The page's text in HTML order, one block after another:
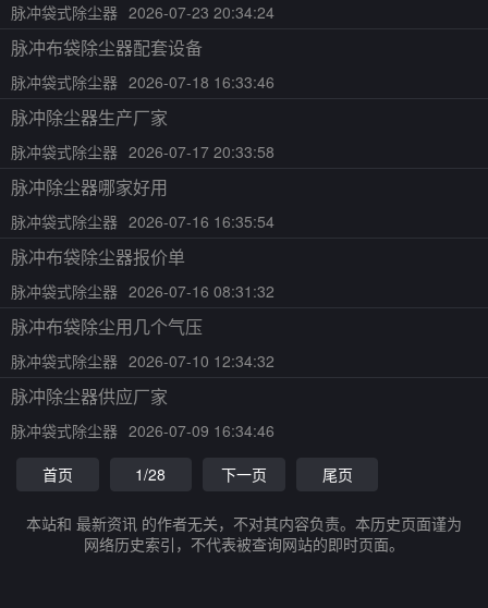
脉冲袋式除尘器 2026-07-23 20:34:24
脉冲布袋除尘器配套设备
脉冲袋式除尘器 2026-07-18 16:33:46
脉冲除尘器生产厂家
脉冲袋式除尘器 2026-07-17 20:33:58
脉冲除尘器哪家好用
脉冲袋式除尘器 2026-07-16 16:35:54
脉冲布袋除尘器报价单
脉冲袋式除尘器 2026-07-16 08:31:32
脉冲布袋除尘用几个气压
脉冲袋式除尘器 2026-07-10 12:34:32
脉冲除尘器供应厂家
脉冲袋式除尘器 2026-07-09 16:34:46
首页
1/28 下一页 尾页
本站和 最新资讯 的作者无关，不对其内容负责。本历史页面谨为
网络历史索引，不代表被查询网站的即时页面。